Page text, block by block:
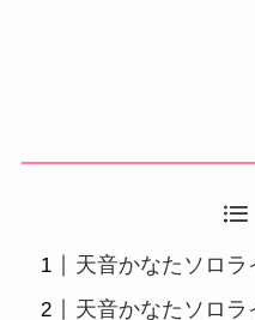
天音かなたソロラ
天音かなたソロ